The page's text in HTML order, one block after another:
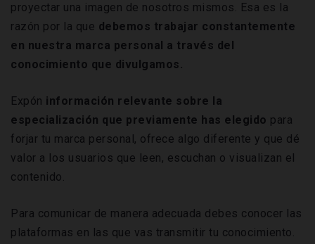
proyectar una imagen de nosotros mismos. Esa es la
razón por la que debemos trabajar constantemente
en nuestra marca personal a través del
conocimiento que divulgamos.
Expón información relevante sobre la
especialización que previamente has elegido para
forjar tu marca personal, ofrece algo diferente y que dé
valor a los usuarios que leen, escuchan o visualizan el
contenido.
Para comunicar de manera adecuada debes conocer las
plataformas en las que vas transmitir tu conocimiento.